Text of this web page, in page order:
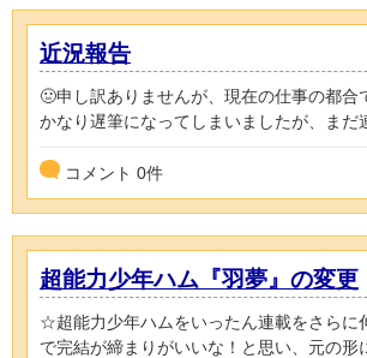
近況報告
🤢申し訳ありませんが、現在の仕事の都合
かなり遅筆になってしまいましたが、まだ
コメント 0件
超能力少年ハム『羽夢』の変更
☆超能力少年ハムをいったん連載をさらに
で完結が締まりがいいな！と思い、元の形